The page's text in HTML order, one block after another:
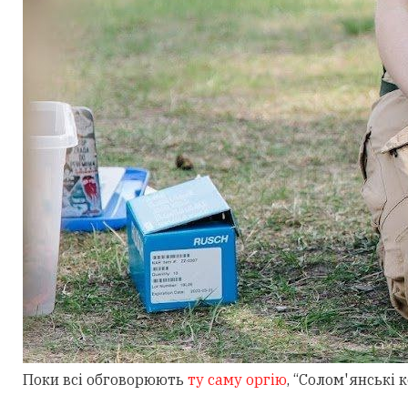
Поки всі обговорюють ту саму оргію, “Солом'янські